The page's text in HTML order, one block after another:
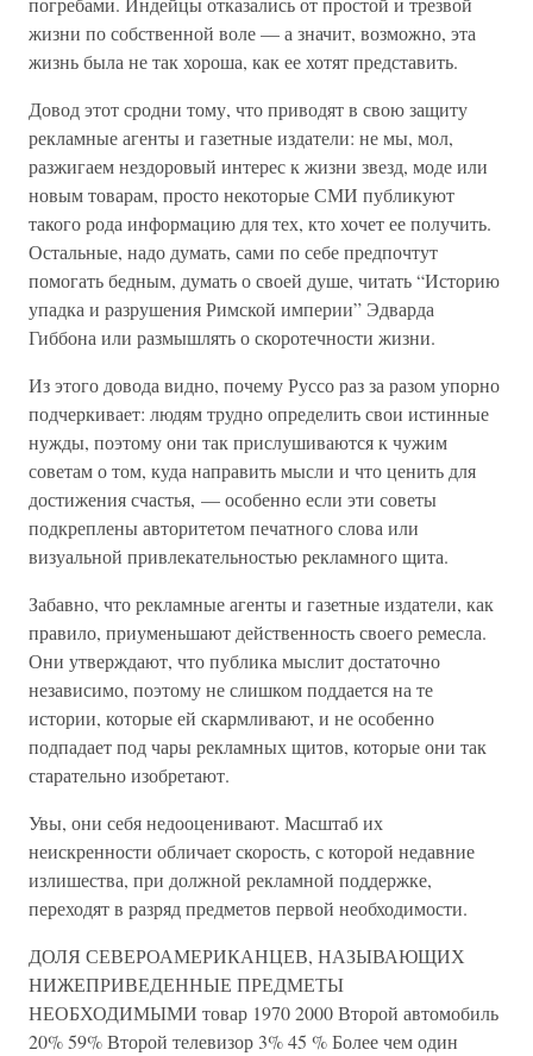
жизни по собственной воле — а значит, возможно, эта
жизнь была не так хороша, как ее хотят представить.
Довод этот сродни тому, что приводят в свою защиту
рекламные агенты и газетные издатели: не мы, мол,
разжигаем нездоровый интерес к жизни звезд, моде или
новым товарам, просто некоторые СМИ публикуют
такого рода информацию для тех, кто хочет ее получить.
Остальные, надо думать, сами по себе предпочтут
помогать бедным, думать о своей душе, читать “Историю
упадка и разрушения Римской империи” Эдварда
Гиббона или размышлять о скоротечности жизни.
Из этого довода видно, почему Руссо раз за разом упорно
подчеркивает: людям трудно определить свои истинные
нужды, поэтому они так прислушиваются к чужим
советам о том, куда направить мысли и что ценить для
достижения счастья, — особенно если эти советы
подкреплены авторитетом печатного слова или
визуальной привлекательностью рекламного щита.
Забавно, что рекламные агенты и газетные издатели, как
правило, приуменьшают действенность своего ремесла.
Они утверждают, что публика мыслит достаточно
независимо, поэтому не слишком поддается на те
истории, которые ей скармливают, и не особенно
подпадает под чары рекламных щитов, которые они так
старательно изобретают.
Увы, они себя недооценивают. Масштаб их
неискренности обличает скорость, с которой недавние
излишества, при должной рекламной поддержке,
переходят в разряд предметов первой необходимости.
ДОЛЯ СЕВЕРОАМЕРИКАНЦЕВ, НАЗЫВАЮЩИХ
НИЖЕПРИВЕДЕННЫЕ ПРЕДМЕТЫ
НЕОБХОДИМЫМИ товар 1970 2000 Второй автомобиль
20% 59% Второй телевизор 3% 45 % Более чем один